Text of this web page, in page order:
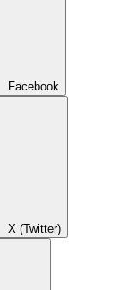
Facebook
X (Twitter)